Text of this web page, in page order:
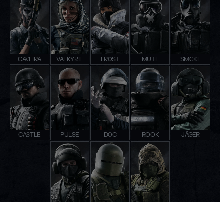
CAVEIRA VALKYRIE FROST MUTE SMOKE
CASTLE PULSE DOC ROOK JÄGER